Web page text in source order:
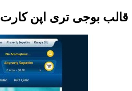
قالب بوجی تری اپن کارت 1.5